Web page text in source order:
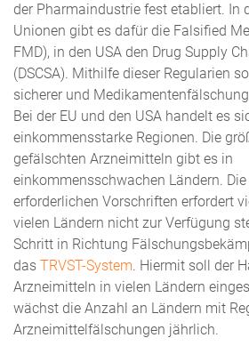
der Pharmaindustrie fest etabliert. In
Unionen gibt es dafür die Falsified
FMD), in den USA den Drug Supply
(DSCSA). Mithilfe dieser Regularien
sicherer und
Bei der EU und den USA handelt es
einkommensstarke Regionen. Die
gefälschten Arzneimitteln gibt es in
einkommensschwachen Ländern.
erforderlichen Vorschriften erfordert
vielen Ländern nicht zur Verfügung
Schritt in Richtung
das TRVST-System. Hiermit soll der
Arzneimitteln in vielen Ländern
wächst die Anzahl an Ländern mit
Arzneimittelfälschungen jährlich.